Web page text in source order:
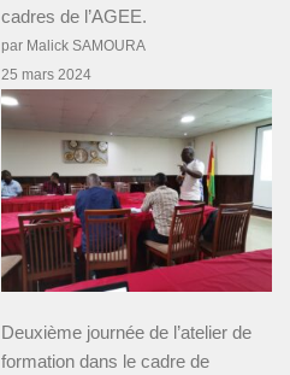
cadres de l’AGEE.
par Malick SAMOURA
25 mars 2024
Deuxième journée de l’atelier de
formation dans le cadre de